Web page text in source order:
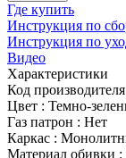
Где купить
Инструкция по
Инструкция по
Видео
Характеристики
Код производителя
Цвет : Темно-
Газ патрон : Нет
Каркас :
Материал обивки :